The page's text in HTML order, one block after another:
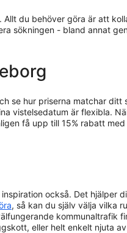
du behöver göra är att
sökningen - bland annat
se hur priserna matchar ditt
vistelsedatum är flexibla.
få upp till 15% rabatt
också. Det hjälper
, så kan du själv välja vilka
kommunaltrafik
eller helt enkelt njuta